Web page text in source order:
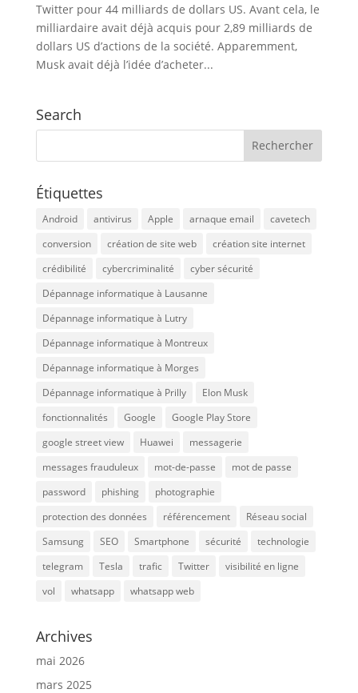
Twitter pour 44 milliards de dollars US. Avant cela, le
milliardaire avait déjà acquis pour 2,89 milliards de
dollars US d’actions de la société. Apparemment,
Musk avait déjà l’idée d’acheter...
Search
Étiquettes
Android antivirus Apple arnaque email
cavetech
conversion
création de site web
création site internet
crédibilité
cybercriminalité
cyber sécurité
Dépannage informatique à Lausanne
Dépannage informatique à Lutry
Dépannage informatique à Montreux
Dépannage informatique à Morges
Dépannage informatique à Prilly
Elon Musk
fonctionnalités
Google
Google Play Store
google street view
Huawei
messagerie
messages frauduleux
mot-de-passe
mot de passe
password
phishing
photographie
protection des données
référencement
Réseau social
Samsung
SEO Smartphone sécurité
technologie
telegram
Tesla trafic Twitter
visibilité en ligne
vol
whatsapp whatsapp web
Archives
mai 2026
mars 2025